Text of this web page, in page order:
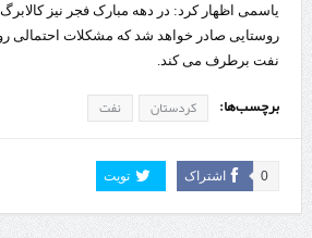
یاسمی اظهار کرد: در دهه مبارک فجر نیز
روستایی صادر خواهد شد که مشکلات احتمالی
نفت برطرف می کند.
برچسب‌ها: کردستان نفت
اشتراک 0 تویت